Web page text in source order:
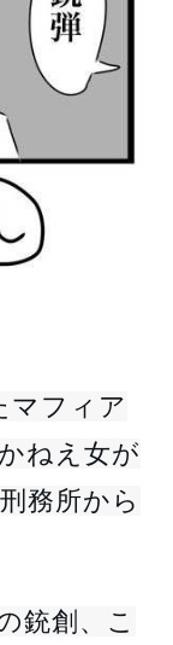
マフィア
ねえ女が
務所から
銃創、こ